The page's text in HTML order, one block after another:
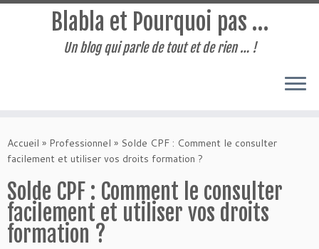
au
contenu
Blabla et Pourquoi pas …
Un blog qui parle de tout et de rien … !
Accueil » Professionnel » Solde CPF : Comment le consulter
facilement et utiliser vos droits formation ?
Solde CPF : Comment le consulter
facilement et utiliser vos droits
formation ?